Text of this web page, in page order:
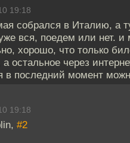
19:18
собрался в Италию, а
вся, поедем или нет. и
хорошо, что только
а остальное через
в последний момент
19:18
#2